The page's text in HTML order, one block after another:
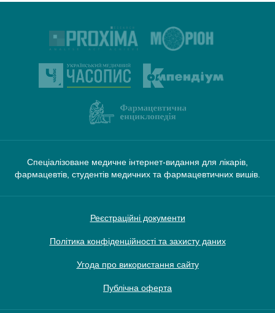
Спеціалізоване медичне інтернет-видання для лікарів,
фармацевтів, студентів медичних та фармацевтичних вишів.
Реєстраційні документи
Політика конфіденційності та захисту даних
Угода про використання сайту
Публічна оферта